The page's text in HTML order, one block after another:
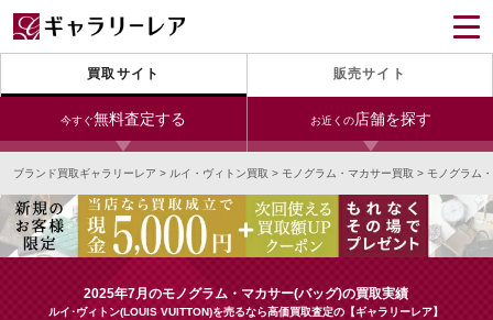
買取サイト 販売サイト
今すぐ無料査定する お近くの店舗を探す
今すぐLINE査定
24時間受付（対応時間10:00～19:00）
宅配買取を申し込む
無料の宅配キットをお届けします
銀座本店 青山表参道店 新宿東口店
小田急新宿店
心斎橋本店 東心斎橋店 梅田店
ブランド買取ギャラリーレア > ルイ・ヴィトン買取 > モノグラム・マカサー買取 > モノグラム
2025年7月のモノグラム・マカサー(バッグ)の買取実績
ルイ･ヴィトン(LOUIS VUITTON)を売るなら高価買取査定の【ギャラリーレア】